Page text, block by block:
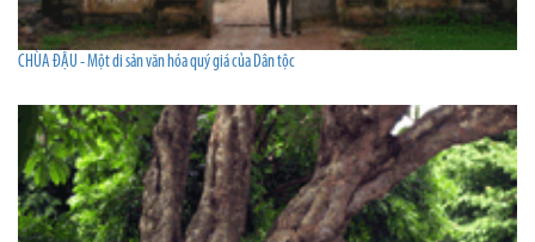
CHÙA ĐẬU - Một di sản văn hóa quý giá của Dân tộc